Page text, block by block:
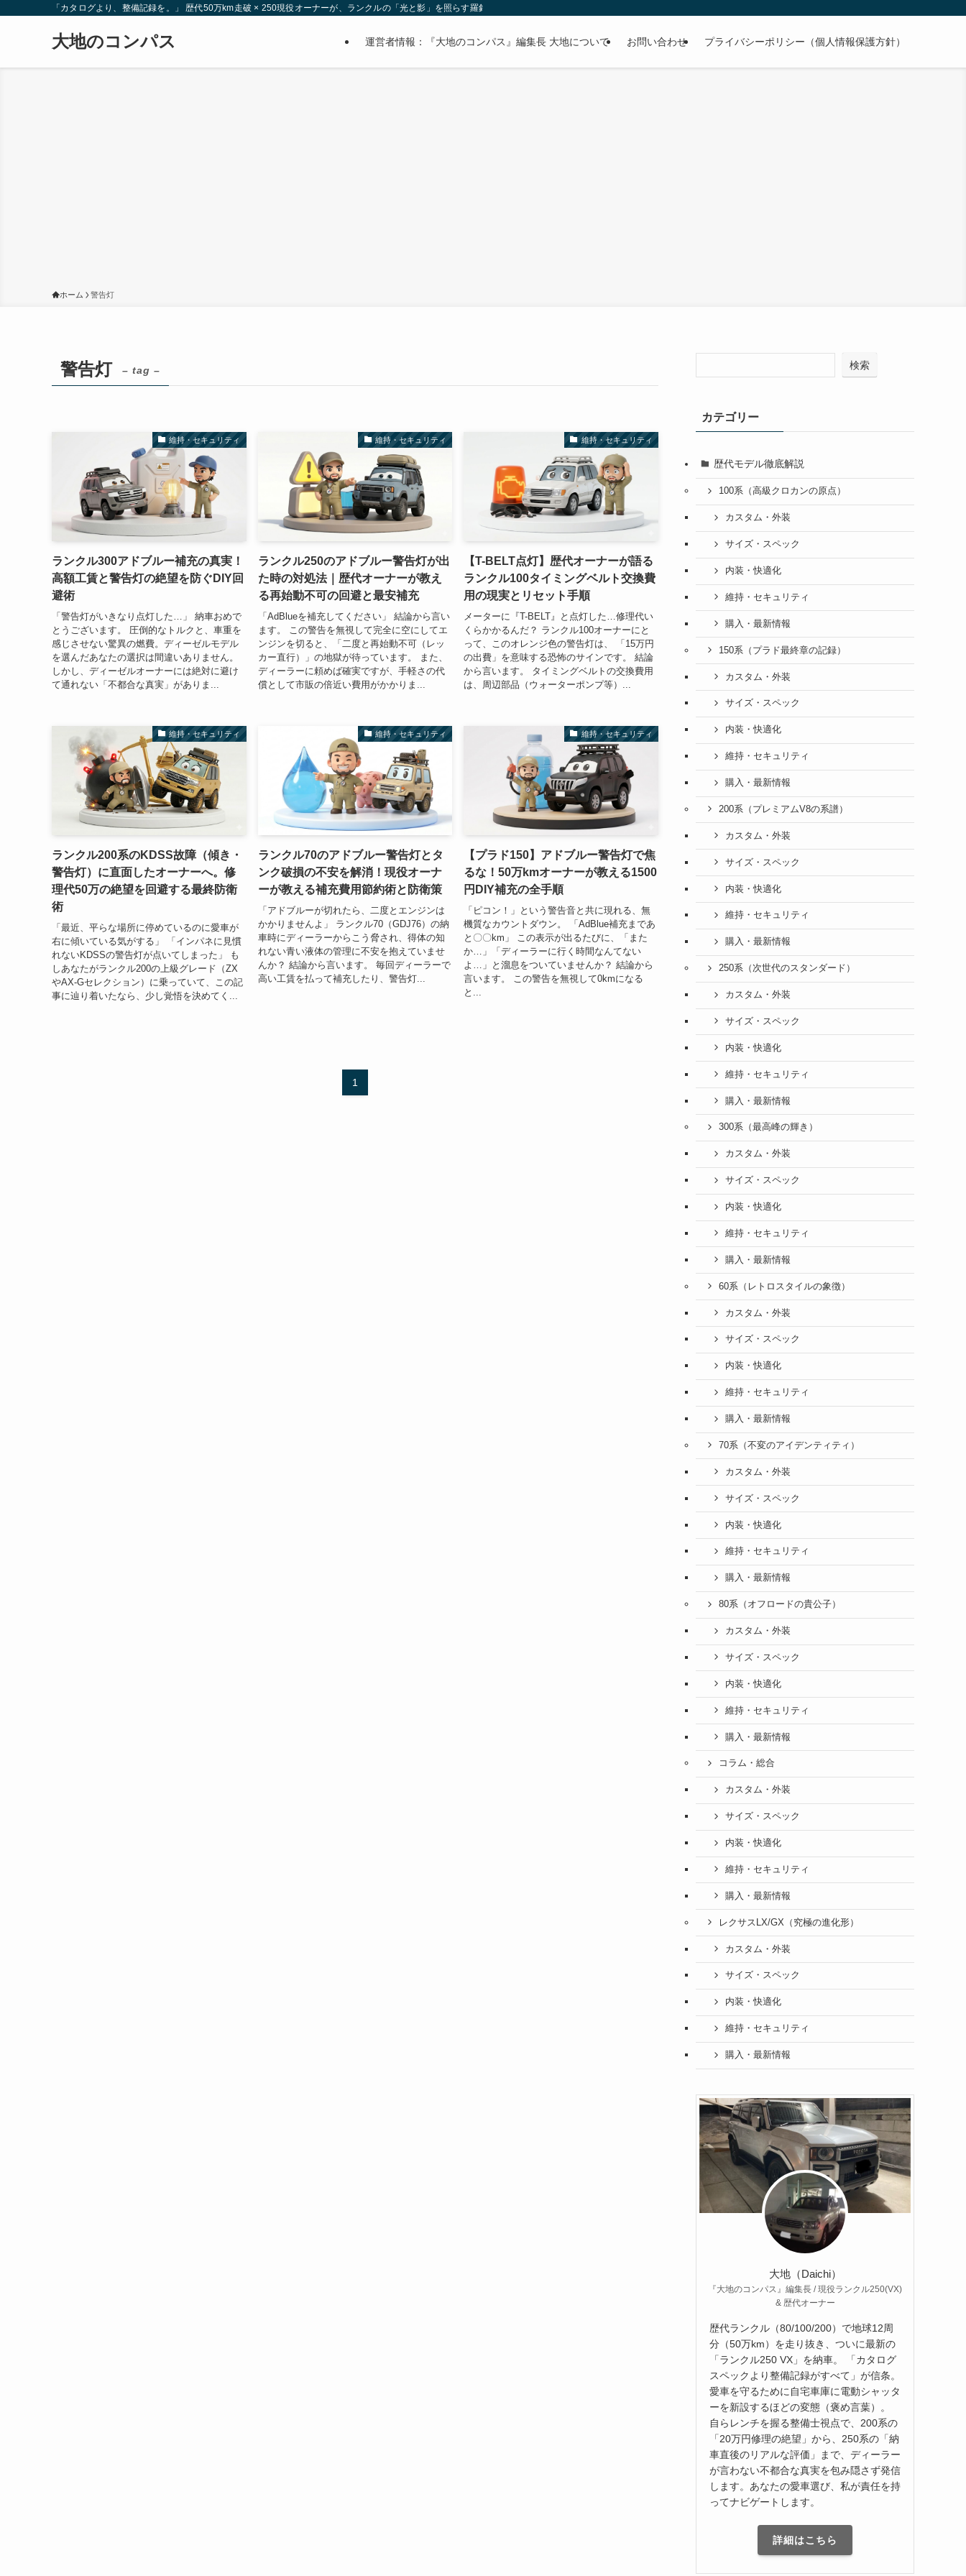
「カタログより、整備記録を。」 歴代50万km走破 × 250現役オーナーが、ランクルの「光と影」を照らす羅針盤。
大地のコンパス 運営者情報：『大地のコンパス』編集長 大地について お問い合わせ プライバシーポリシー（個人情報保護方針）
ホーム 警告灯
警告灯 – tag –
維持・セキュリティ
ランクル300アドブルー補充の真実！
高額工賃と警告灯の絶望を防ぐDIY回
避術
「警告灯がいきなり点灯した…」 納車おめで
とうございます。 圧倒的なトルクと、車重を
感じさせない驚異の燃費。ディーゼルモデル
を選んだあなたの選択は間違いありません。
しかし、ディーゼルオーナーには絶対に避け
て通れない「不都合な真実」がありま...
維持・セキュリティ
ランクル250のアドブルー警告灯が出
た時の対処法｜歴代オーナーが教え
る再始動不可の回避と最安補充
「AdBlueを補充してください」 結論から言い
ます。 この警告を無視して完全に空にしてエ
ンジンを切ると、「二度と再始動不可（レッ
カー直行）」の地獄が待っています。 また、
ディーラーに頼めば確実ですが、手軽さの代
償として市販の倍近い費用がかかりま...
維持・セキュリティ
【T-BELT点灯】歴代オーナーが語る
ランクル100タイミングベルト交換費
用の現実とリセット手順
メーターに『T-BELT』と点灯した…修理代い
くらかかるんだ？ ランクル100オーナーにと
って、このオレンジ色の警告灯は、 「15万円
の出費」を意味する恐怖のサインです。 結論
から言います。 タイミングベルトの交換費用
は、周辺部品（ウォーターポンプ等）...
維持・セキュリティ
ランクル200系のKDSS故障（傾き・
警告灯）に直面したオーナーへ。修
理代50万の絶望を回避する最終防衛
術
「最近、平らな場所に停めているのに愛車が
右に傾いている気がする」 「インパネに見慣
れないKDSSの警告灯が点いてしまった」 も
しあなたがランクル200の上級グレード（ZX
やAX-Gセレクション）に乗っていて、この記
事に辿り着いたなら、少し覚悟を決めてく...
維持・セキュリティ
ランクル70のアドブルー警告灯とタ
ンク破損の不安を解消！現役オーナ
ーが教える補充費用節約術と防衛策
「アドブルーが切れたら、二度とエンジンは
かかりませんよ」 ランクル70（GDJ76）の納
車時にディーラーからこう脅され、得体の知
れない青い液体の管理に不安を抱えていませ
んか？ 結論から言います。 毎回ディーラーで
高い工賃を払って補充したり、警告灯...
維持・セキュリティ
【プラド150】アドブルー警告灯で焦
るな！50万kmオーナーが教える1500
円DIY補充の全手順
「ピコン！」という警告音と共に現れる、無
機質なカウントダウン。 「AdBlue補充まであ
と〇〇km」 この表示が出るたびに、「また
か…」「ディーラーに行く時間なんてない
よ…」と溜息をついていませんか？ 結論から
言います。 この警告を無視して0kmになる
と...
1
検索
カテゴリー
歴代モデル徹底解説
100系（高級クロカンの原点）
カスタム・外装
サイズ・スペック
内装・快適化
維持・セキュリティ
購入・最新情報
150系（プラド最終章の記録）
カスタム・外装
サイズ・スペック
内装・快適化
維持・セキュリティ
購入・最新情報
200系（プレミアムV8の系譜）
カスタム・外装
サイズ・スペック
内装・快適化
維持・セキュリティ
購入・最新情報
250系（次世代のスタンダード）
カスタム・外装
サイズ・スペック
内装・快適化
維持・セキュリティ
購入・最新情報
300系（最高峰の輝き）
カスタム・外装
サイズ・スペック
内装・快適化
維持・セキュリティ
購入・最新情報
60系（レトロスタイルの象徴）
カスタム・外装
サイズ・スペック
内装・快適化
維持・セキュリティ
購入・最新情報
70系（不変のアイデンティティ）
カスタム・外装
サイズ・スペック
内装・快適化
維持・セキュリティ
購入・最新情報
80系（オフロードの貴公子）
カスタム・外装
サイズ・スペック
内装・快適化
維持・セキュリティ
購入・最新情報
コラム・総合
カスタム・外装
サイズ・スペック
内装・快適化
維持・セキュリティ
購入・最新情報
レクサスLX/GX（究極の進化形）
カスタム・外装
サイズ・スペック
内装・快適化
維持・セキュリティ
購入・最新情報
大地（Daichi）
『大地のコンパス』編集長 / 現役ランクル250(VX)
& 歴代オーナー
歴代ランクル（80/100/200）で地球12周
分（50万km）を走り抜き、ついに最新の
「ランクル250 VX」を納車。 「カタログ
スペックより整備記録がすべて」が信条。
愛車を守るために自宅車庫に電動シャッタ
ーを新設するほどの変態（褒め言葉）。
自らレンチを握る整備士視点で、200系の
「20万円修理の絶望」から、250系の「納
車直後のリアルな評価」まで、ディーラー
が言わない不都合な真実を包み隠さず発信
します。あなたの愛車選び、私が責任を持
ってナビゲートします。
詳細はこちら